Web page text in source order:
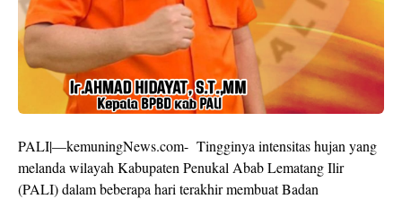
PALI|—kemuningNews.com- Tingginya intensitas hujan yang
melanda wilayah Kabupaten Penukal Abab Lematang Ilir
(PALI) dalam beberapa hari terakhir membuat Badan